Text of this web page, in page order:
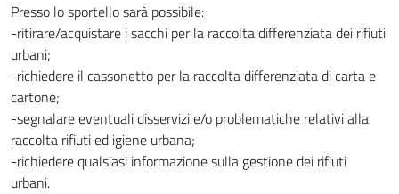
Presso lo sportello sarà possibile:
-ritirare/acquistare i sacchi per la raccolta differenziata dei rifiuti
urbani;
-richiedere il cassonetto per la raccolta differenziata di carta e
cartone;
-segnalare eventuali disservizi e/o problematiche relativi alla
raccolta rifiuti ed igiene urbana;
-richiedere qualsiasi informazione sulla gestione dei rifiuti
urbani.